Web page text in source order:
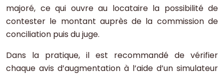
majoré, ce qui ouvre au locataire la possibilité de
contester le montant auprès de la commission de
conciliation puis du juge.
Dans la pratique, il est recommandé de vérifier
chaque avis d’augmentation à l’aide d’un simulateur